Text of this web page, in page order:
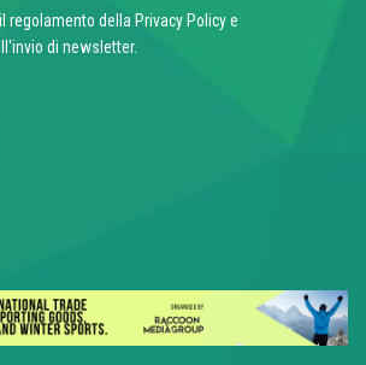
regolamento della Privacy Policye
di newsletter.